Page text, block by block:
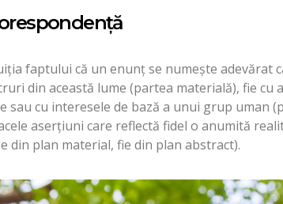
faptului că un enunţ se numeşte adevărat
din această lume (partea materială), fie cu
sau cu interesele de bază a unui grup uman
aserţiuni care reflectă fidel o anumită
din plan material, fie din plan abstract).